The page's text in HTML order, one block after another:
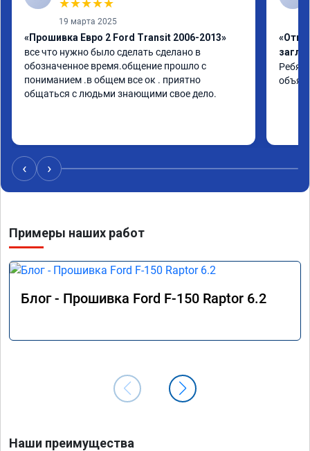
★★★★★
19 марта 2025
«Прошивка Евро 2 Ford Transit 2006-2013»
все что нужно было сделать сделано в
обозначенное время.общение прошло с
пониманием .в общем все ок . приятно
общаться с людьми знающими свое дело.
‹ ›
Примеры наших работ
Блог - Прошивка Ford F-150 Raptor 6.2
Наши преимущества